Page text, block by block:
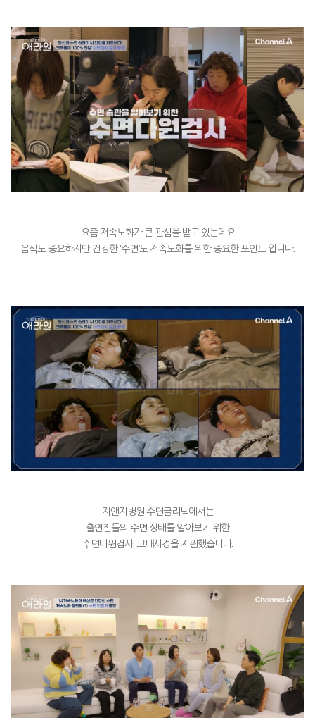
요즘 저속노화가 큰 관심을 받고 있는데요
음식도 중요하지만 건강한‘수면’도 저속노화를 위한 중요한 포인트 입니다.
지앤지병원 수면클리닉에서는
출연진들의 수면 상태를 알아보기 위한
수면다원검사,코내시경을 지원했습니다.